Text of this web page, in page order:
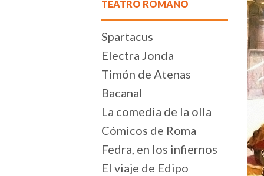
TEATRO ROMANO
Spartacus
Electra Jonda
Timón de Atenas
Bacanal
La comedia de la olla
Cómicos de Roma
Fedra, en los infiernos
El viaje de Edipo